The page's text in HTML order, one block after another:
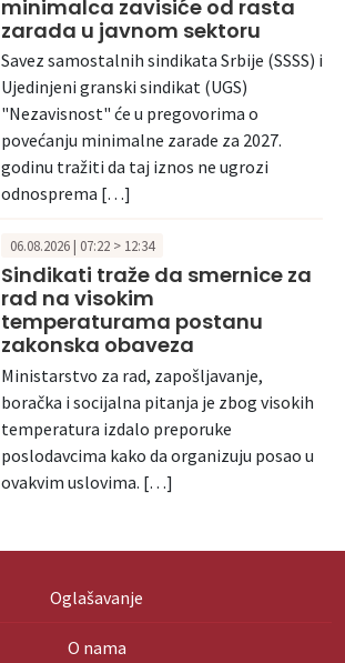
minimalca zavisiće od rasta
zarada u javnom sektoru
Savez samostalnih sindikata Srbije (SSSS) i
Ujedinjeni granski sindikat (UGS)
"Nezavisnost" će u pregovorima o
povećanju minimalne zarade za 2027.
godinu tražiti da taj iznos ne ugrozi
odnosprema […]
06.08.2026 | 07:22 > 12:34
Sindikati traže da smernice za
rad na visokim
temperaturama postanu
zakonska obaveza
Ministarstvo za rad, zapošljavanje,
boračka i socijalna pitanja je zbog visokih
temperatura izdalo preporuke
poslodavcima kako da organizuju posao u
ovakvim uslovima. […]
Oglašavanje
O nama